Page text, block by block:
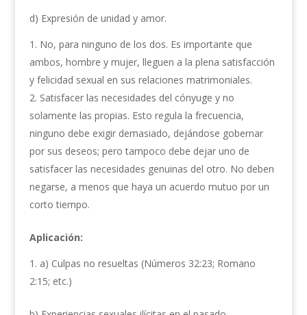
d) Expresión de unidad y amor.
No, para ninguno de los dos. Es importante que
ambos, hombre y mujer, lleguen a la plena satisfacción
y felicidad sexual en sus relaciones matrimoniales.
Satisfacer las necesidades del cónyuge y no
solamente las propias. Esto regula la frecuencia,
ninguno debe exigir demasiado, dejándose gobernar
por sus deseos; pero tampoco debe dejar uno de
satisfacer las necesidades genuinas del otro. No deben
negarse, a menos que haya un acuerdo mutuo por un
corto tiempo.
Aplicación:
a) Culpas no resueltas (Números 32:23; Romano
2:15; etc.)